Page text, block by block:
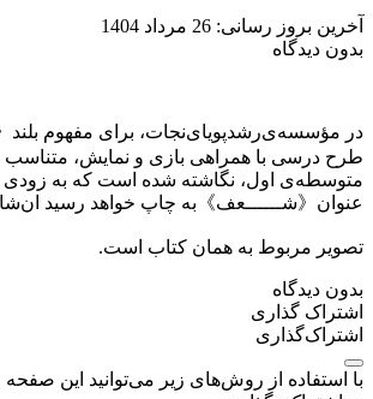
آخرین بروز رسانی: 26 مرداد 1404
بدون دیدگاه
در مؤسسه‌ی‌رشدپویای‌نجات، برای مفهوم بلند《
طرح درسی با همراهی بازی و نمایش، متناسب
متوسطه‌ی اول، نگاشته شده است که به زودی
عنوان《شــــــعف》به چاپ خواهد رسید
تصویر مربوط به همان کتاب است.
بدون دیدگاه
اشتراک گذاری
اشتراک‌گذاری
با استفاده از روش‌های زیر می‌توانید این صفحه